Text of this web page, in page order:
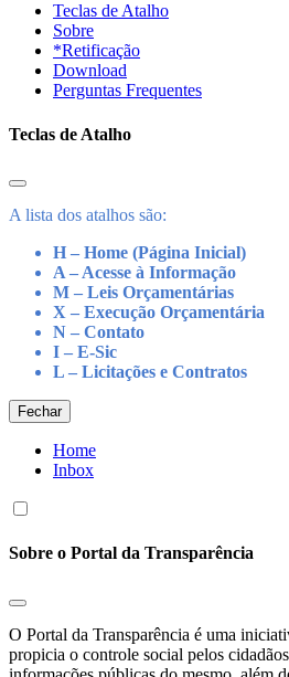
Teclas de Atalho
Sobre
*Retificação
Download
Perguntas Frequentes
Teclas de Atalho
A lista dos atalhos são:
H – Home (Página Inicial)
A – Acesse à Informação
M – Leis Orçamentárias
X – Execução Orçamentária
N – Contato
I – E-Sic
L – Licitações e Contratos
Fechar
Home
Inbox
Sobre o Portal da Transparência
O Portal da Transparência é uma
propicia o controle social pelos